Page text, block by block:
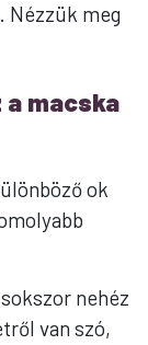
Nézzük meg
a macska
ok
nehéz
van szó,